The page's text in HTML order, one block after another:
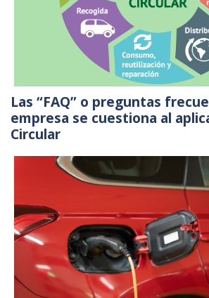
Las “FAQ” o preguntas
empresa se cuestiona al
Circular